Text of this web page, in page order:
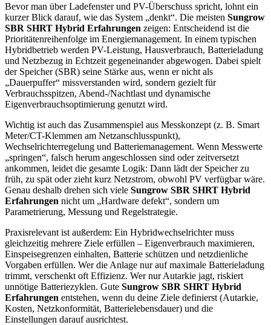
Bevor man über Ladefenster und PV-Überschuss spricht, lohnt ein
kurzer Blick darauf, wie das System „denkt“. Die meisten Sungrow
SBR SHRT Hybrid Erfahrungen zeigen: Entscheidend ist die
Prioritätenreihenfolge im Energiemanagement. In einem typischen
Hybridbetrieb werden PV-Leistung, Hausverbrauch, Batterieladung
und Netzbezug in Echtzeit gegeneinander abgewogen. Dabei spielt
der Speicher (SBR) seine Stärke aus, wenn er nicht als
„Dauerpuffer“ missverstanden wird, sondern gezielt für
Verbrauchsspitzen, Abend-/Nachtlast und dynamische
Eigenverbrauchsoptimierung genutzt wird.
Wichtig ist auch das Zusammenspiel aus Messkonzept (z. B. Smart
Meter/CT-Klemmen am Netzanschlusspunkt),
Wechselrichterregelung und Batteriemanagement. Wenn Messwerte
„springen“, falsch herum angeschlossen sind oder zeitversetzt
ankommen, leidet die gesamte Logik: Dann lädt der Speicher zu
früh, zu spät oder zieht kurz Netzstrom, obwohl PV verfügbar wäre.
Genau deshalb drehen sich viele Sungrow SBR SHRT Hybrid
Erfahrungen nicht um „Hardware defekt“, sondern um
Parametrierung, Messung und Regelstrategie.
Praxisrelevant ist außerdem: Ein Hybridwechselrichter muss
gleichzeitig mehrere Ziele erfüllen – Eigenverbrauch maximieren,
Einspeisegrenzen einhalten, Batterie schützen und netzdienliche
Vorgaben erfüllen. Wer die Anlage nur auf maximale Batterieladung
trimmt, verschenkt oft Effizienz. Wer nur Autarkie jagt, riskiert
unnötige Batteriezyklen. Gute Sungrow SBR SHRT Hybrid
Erfahrungen entstehen, wenn du deine Ziele definierst (Autarkie,
Kosten, Netzkonformität, Batterielebensdauer) und die
Einstellungen darauf ausrichtest.